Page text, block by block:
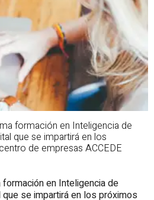
formación en Inteligencia de
que se impartirá en los
de empresas ACCEDE
en Inteligencia de
se impartirá en los próximos